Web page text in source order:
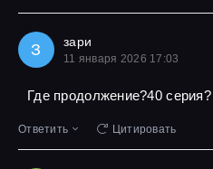
З зари
11 января 2026 17:03
Где продолжение?40 серия?
Ответить Цитировать